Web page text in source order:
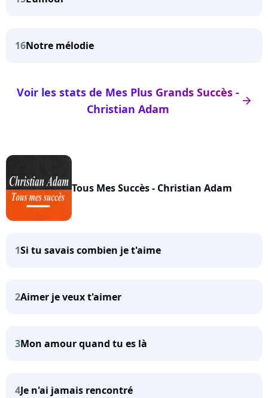
16Notre mélodie
arrow_right
Voir les stats de Mes Plus Grands Succès -
Christian Adam
Tous Mes Succès - Christian Adam
1Si tu savais combien je t'aime
2Aimer je veux t'aimer
3Mon amour quand tu es là
4Je n'ai jamais rencontré